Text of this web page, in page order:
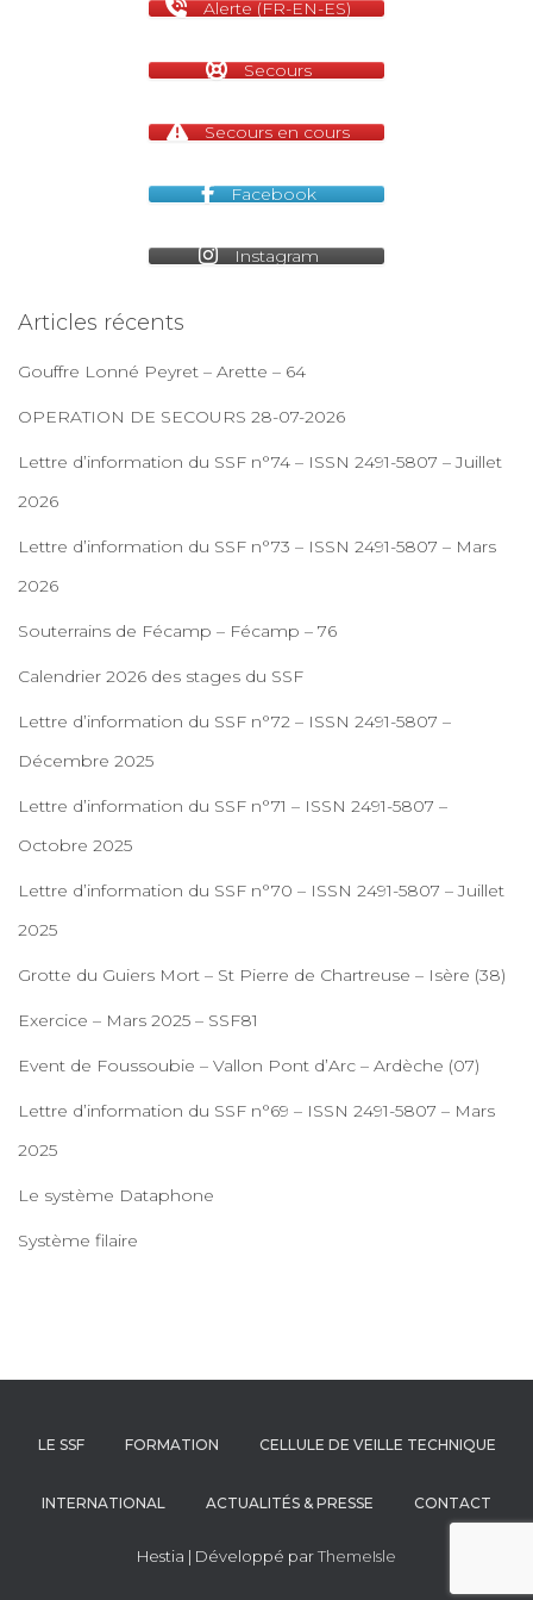
Alerte (FR-EN-ES)
Secours
Secours en cours
Facebook
Instagram
Articles récents
Gouffre Lonné Peyret – Arette – 64
OPERATION DE SECOURS 28-07-2026
Lettre d’information du SSF n°74 – ISSN 2491-5807 – Juillet
2026
Lettre d’information du SSF n°73 – ISSN 2491-5807 – Mars
2026
Souterrains de Fécamp – Fécamp – 76
Calendrier 2026 des stages du SSF
Lettre d’information du SSF n°72 – ISSN 2491-5807 –
Décembre 2025
Lettre d’information du SSF n°71 – ISSN 2491-5807 –
Octobre 2025
Lettre d’information du SSF n°70 – ISSN 2491-5807 – Juillet
2025
Grotte du Guiers Mort – St Pierre de Chartreuse – Isère (38)
Exercice – Mars 2025 – SSF81
Event de Foussoubie – Vallon Pont d’Arc – Ardèche (07)
Lettre d’information du SSF n°69 – ISSN 2491-5807 – Mars
2025
Le système Dataphone
Système filaire
LE SSF FORMATION CELLULE DE VEILLE TECHNIQUE
INTERNATIONAL ACTUALITÉS & PRESSE CONTACT
Hestia | Développé parThemeIsle